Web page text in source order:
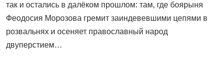
так и остались в далёком прошлом: там, где боярыня
Феодосия Морозова гремит заиндевевшими цепями в
розвальнях и осеняет православный народ
двуперстием…